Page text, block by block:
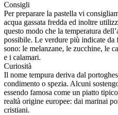
Consigli
Per preparare la pastella vi
acqua gassata fredda ed inoltre
questo modo che la temperatura
possibile. Le verdure più indicate
sono: le melanzane, le zucchine, le
e i calamari.
Curiosità
Il nome tempura deriva dal
condimento o spezia. Alcuni
essendo famosa come un piatto
realtà origine europee: dai marinai
cristiani.